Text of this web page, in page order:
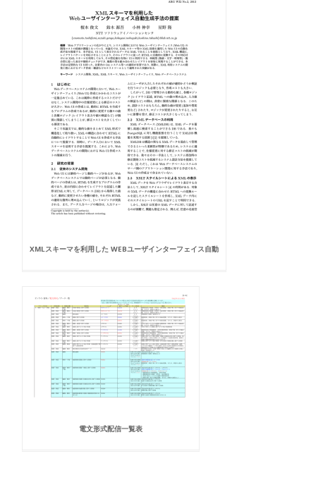
XMLスキーマを利用した WEBユーザインターフェイス自動
電文形式配信一覧表